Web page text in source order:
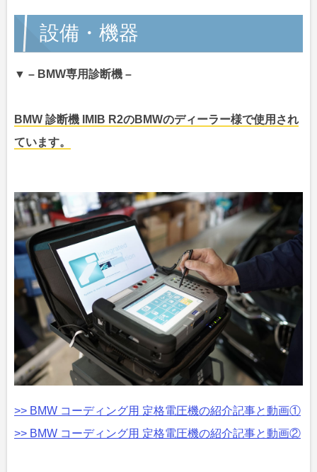
設備・機器
▼ – BMW専用診断機 –
BMW 診断機 IMIB R2のBMWのディーラー様で使用され
ています。
>> BMW コーディング用 定格電圧機の紹介記事と動画①
>> BMW コーディング用 定格電圧機の紹介記事と動画②